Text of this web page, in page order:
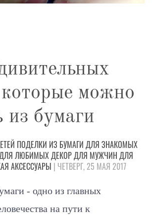
можно
из бумаги
ПОДЕЛКИ ИЗ БУМАГИ ДЛЯ ЗНАКОМЫХ
ЛЮБИМЫХДЕКОРДЛЯ МУЖЧИН ДЛЯ
АКСЕССУАРЫ | ЧЕТВЕРГ, 25 МАЯ 2017
- одно из главных
на пути к